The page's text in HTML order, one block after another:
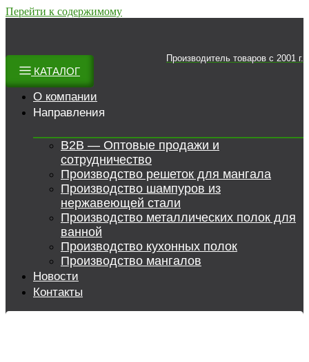
Перейти к содержимому
Производитель товаров c 2001 г.
КАТАЛОГ
О компании
Направления
B2B — Оптовые продажи и
сотрудничество
Производство решеток для мангала
Производство шампуров из
нержавеющей стали
Производство металлических полок для
ванной
Производство кухонных полок
Производство мангалов
Новости
Контакты